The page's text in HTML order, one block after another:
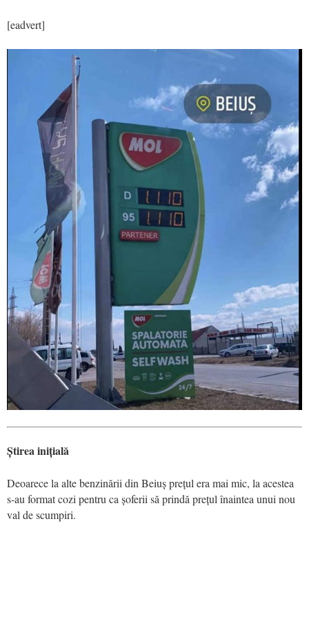
[eadvert]
Știrea inițială
Deoarece la alte benzinării din Beiuș prețul era mai mic, la acestea
s-au format cozi pentru ca șoferii să prindă prețul înaintea unui nou
val de scumpiri.